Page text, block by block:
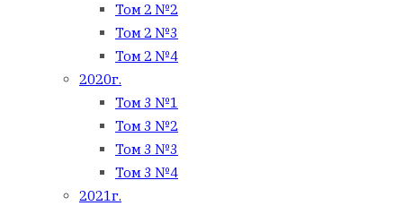
Том 2 №2
Том 2 №3
Том 2 №4
2020г.
Том 3 №1
Том 3 №2
Том 3 №3
Том 3 №4
2021г.